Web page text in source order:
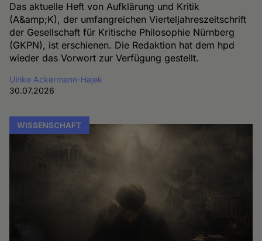
Das aktuelle Heft von Aufklärung und Kritik
(A&amp;K), der umfangreichen Vierteljahreszeitschrift
der Gesellschaft für Kritische Philosophie Nürnberg
(GKPN), ist erschienen. Die Redaktion hat dem hpd
wieder das Vorwort zur Verfügung gestellt.
Ulrike Ackermann-Hajek
30.07.2026
WISSENSCHAFT